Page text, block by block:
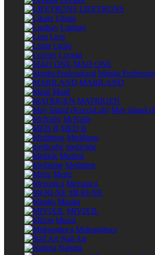
LIFETRONS
Likato
Lindsay
Lion
Lizda
Locean
MAD ONE
Manita
MARILAND
Masil
MATRIGEN
May Island
McNally
MED B
Medibeau
medicube
Mediok
Meditime
Mertz
Mezonica
MI-RI-NE
Missha
MIVIXIL
Mizon
Mukunghwa
Nail Art
Naturia